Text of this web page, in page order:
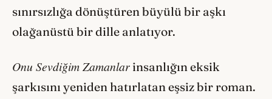
sınırsızlığa dönüştüren büyülü bir aşkı
olağanüstü bir dille anlatıyor.
Onu Sevdiğim Zamanlar insanlığın eksik
şarkısını yeniden hatırlatan eşsiz bir roman.